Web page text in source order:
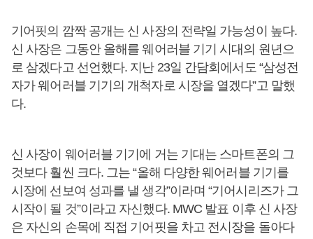
기어핏의 깜짝 공개는 신 사장의 전략일 가능성이 높다.
신 사장은 그동안 올해를 웨어러블 기기 시대의 원년으
로 삼겠다고 선언했다. 지난 23일 간담회에서도 “삼성전
자가 웨어러블 기기의 개척자로 시장을 열겠다”고 말했
다.
신 사장이 웨어러블 기기에 거는 기대는 스마트폰의 그
것보다 훨씬 크다. 그는 “올해 다양한 웨어러블 기기를
시장에 선보여 성과를 낼 생각”이라며 “기어시리즈가 그
시작이 될 것”이라고 자신했다. MWC 발표 이후 신 사장
은 자신의 손목에 직접 기어핏을 차고 전시장을 돌아다